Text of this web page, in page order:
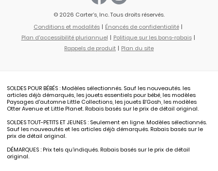
© 2026 Carter’s, Inc. Tous droits réservés.
Conditions et modalités
Énoncés de confidentialité
Plan d'accessibilité pluriannuel
Politique sur les bons-rabais
Rappels de produit
Plan du site
SOLDES POUR BÉBÉS : Modèles sélectionnés. Sauf les nouveautés. les
articles déjà démarqués, les jouets essentiels pour bébé, les modèles
Paysages d'automne Little Collections, les jouets B’Gosh, les modèles
Otter Avenue et Little Planet. Rabais basés sur le prix de détail original.
SOLDES TOUT-PETITS ET JEUNES : Seulement en ligne. Modèles sélectionnés.
Sauf les nouveautés et les articles déjà démarqués. Rabais basés sur le
prix de détail original.
DÉMARQUES : Prix tels qu’indiqués. Rabais basés sur le prix de détail
original.